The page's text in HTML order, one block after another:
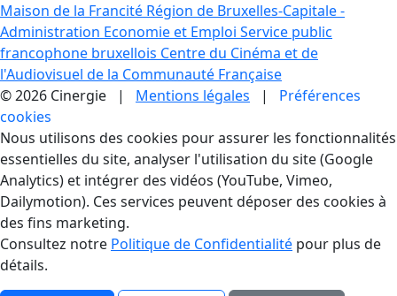
Maison de la Francité Région de Bruxelles-Capitale -
Administration Economie et Emploi Service public
francophone bruxellois Centre du Cinéma et de
l'Audiovisuel de la Communauté Française
© 2026 Cinergie | Mentions légales | Préférences
cookies
Gestion des Cookies
Nous utilisons des cookies pour assurer les fonctionnalités
essentielles du site, analyser l'utilisation du site (Google
Analytics) et intégrer des vidéos (YouTube, Vimeo,
Dailymotion). Ces services peuvent déposer des cookies à
des fins marketing.
Consultez notre Politique de Confidentialité pour plus de
détails.